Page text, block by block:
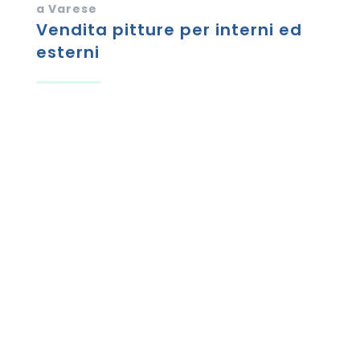
a Varese
Vendita pitture per interni ed
esterni